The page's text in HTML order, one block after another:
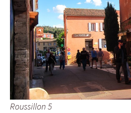
Roussillon 5